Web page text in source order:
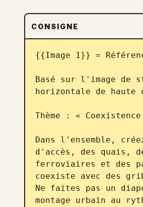
CONSIGNE
{{Image 1}} =
Basé sur l'image de
horizontale de haute
Thème : «
Dans l'ensemble,
d'accès, des quais,
ferroviaires et des
coexiste avec des
Ne faites pas un
montage urbain au